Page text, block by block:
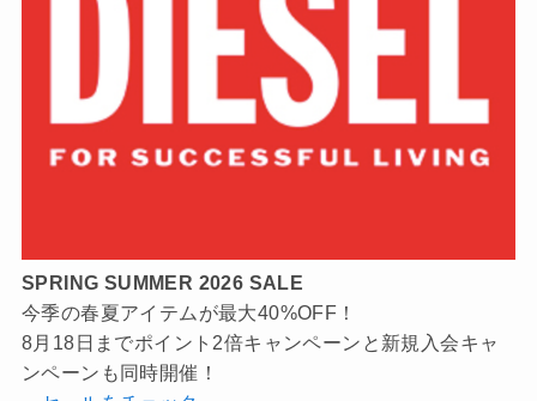
SPRING SUMMER 2026 SALE
今季の春夏アイテムが最大40%OFF！
8月18日までポイント2倍キャンペーンと新規入会キャ
ンペーンも同時開催！